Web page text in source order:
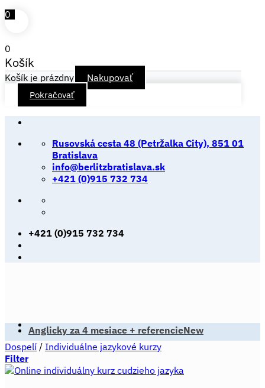
0
0
Košík
Košík je prázdny Nakupovať
Pokračovať
Skip
content
Rusovská cesta 48 (Petržalka City), 851 01
Bratislava
info@berlitzbratislava.sk
+421 (0)915 732 734
+421 (0)915 732 734
Anglicky za 4 mesiace + referencie
Dospelí / Individuálne jazykové kurzy
Filter